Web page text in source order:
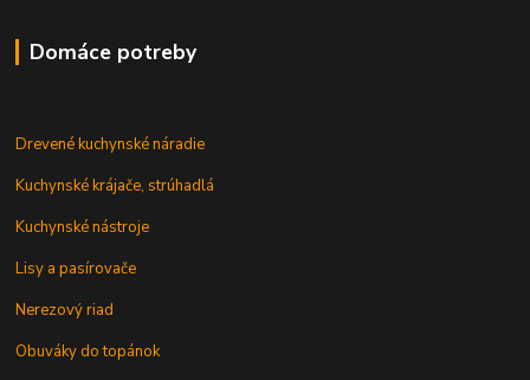
Domáce potreby
Drevené kuchynské náradie
Kuchynské krájače, strúhadlá
Kuchynské nástroje
Lisy a pasírovače
Nerezový riad
Obuváky do topánok